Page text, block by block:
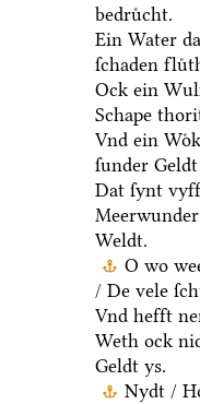
bedruͤcht.
Ein Water
ſchaden
Ock ein
Schape
Vnd ein
ſunder
Dat ſynt vyff
Weldt.
O wo
/ De vele
Vnd hefft
Weth ock
Geldt ys.
Nydt /